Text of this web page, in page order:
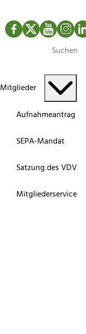
Facebook
TwitterYouTube
Suche
Mitglieder
Aufnahmeantrag
SEPA-Mandat
Satzung des VDV
Mitgliederservice